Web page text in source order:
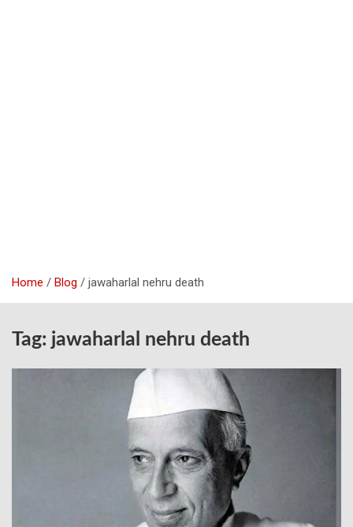
Home Blog jawaharlal nehru death
Tag: jawaharlal nehru death